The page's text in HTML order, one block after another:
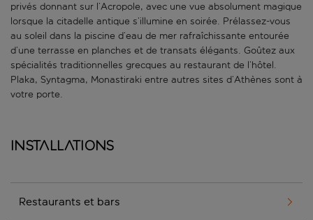
privés donnant sur l’Acropole, avec une vue absolument magique
lorsque la citadelle antique s’illumine en soirée. Prélassez-vous
au soleil dans la piscine d’eau de mer rafraîchissante entourée
d’une terrasse en planches et de transats élégants. Goûtez aux
spécialités traditionnelles grecques au restaurant de l’hôtel.
Plaka, Syntagma, Monastiraki entre autres sites d’Athènes sont à
votre porte.
Installations
Restaurants et bars